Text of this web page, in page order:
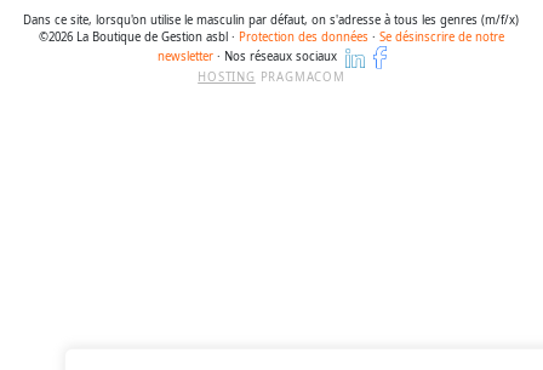
Dans ce site, lorsqu'on utilise le masculin par défaut, on s'adresse à tous les genres (m/f/x)
©2026 La Boutique de Gestion asbl · Protection des données · Se désinscrire de notre
newsletter· Nos réseaux sociaux
HOSTING
PRAGMACOM